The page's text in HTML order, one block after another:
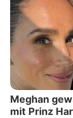
Meghan
mit Prinz